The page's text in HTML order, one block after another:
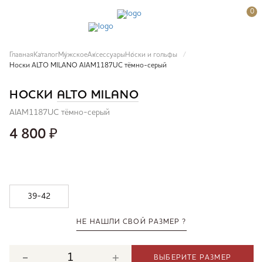
0
Главная КаталогМужскоеАксессуары Носки и гольфы
Носки ALTO MILANO AIAM1187UC тёмно-серый
НОСКИ ALTO MILANO
AIAM1187UC тёмно-серый
4 800 ₽
НЕ НАШЛИ СВОЙ РАЗМЕР ?
39-42
ВЫБЕРИТЕ РАЗМЕР